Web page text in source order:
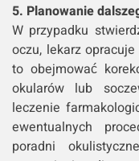
5. Planowanie
W przypadku
oczu, lekarz
to obejmować
okularów lub
leczenie
ewentualnych
poradni